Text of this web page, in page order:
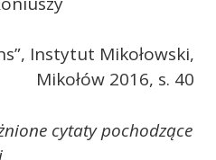
Instytut Mikołowski,
Mikołów 2016, s. 40
cytaty pochodzące